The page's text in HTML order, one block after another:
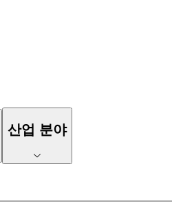
산업 분야